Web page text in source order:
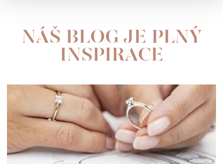
NÁŠ BLOG JE PLNÝ
INSPIRACE